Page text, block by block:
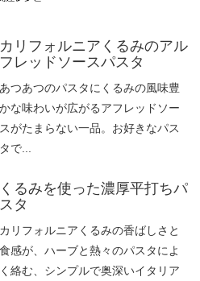
カリフォルニアくるみのアル
フレッドソースパスタ
あつあつのパスタにくるみの風味豊
かな味わいが広がるアフレッドソー
スがたまらない一品。お好きなパス
タで...
くるみを使った濃厚平打ちパ
スタ
カリフォルニアくるみの香ばしさと
食感が、ハーブと熱々のパスタによ
く絡む、シンプルで奥深いイタリア